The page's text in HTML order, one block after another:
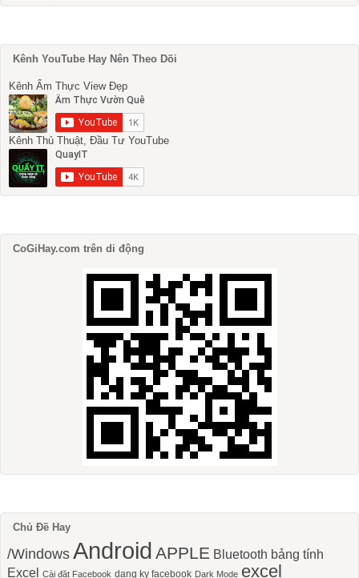
Kênh YouTube Hay Nên Theo Dõi
Kênh Ẩm Thực View Đẹp
Kênh Thủ Thuật, Đầu Tư YouTube
CoGiHay.com trên di động
Chủ Đề Hay
/Windows Android APPLE Bluetooth bảng tính
Excel Cài đặt Facebook dang ky facebook Dark Mode excel